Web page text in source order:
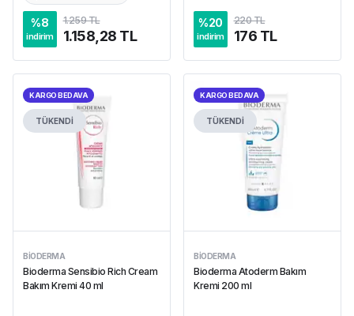
%8
indirim
1.259 TL
1.158,28 TL
%20
indirim
220 TL
176 TL
KARGO BEDAVA
TÜKENDİ
BIODERMA
Bioderma Sensibio Rich Cream
Bakım Kremi 40 ml
KARGO BEDAVA
TÜKENDİ
BIODERMA
Bioderma Atoderm Bakım
Kremi 200 ml